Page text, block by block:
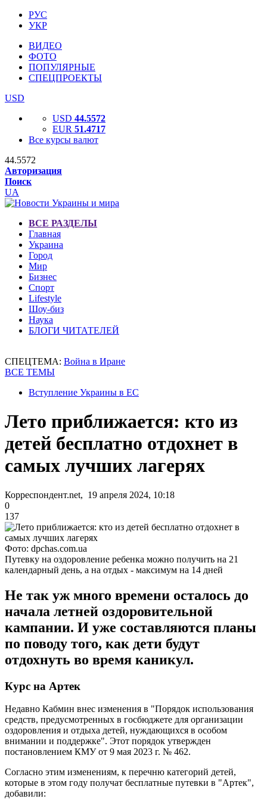
РУС
УКР
ВИДЕО
ФОТО
ПОПУЛЯРНЫЕ
СПЕЦПРОЕКТЫ
USD
USD 44.5572
EUR 51.4717
Все курсы валют
44.5572
Авторизация
Поиск
UA
ВСЕ РАЗДЕЛЫ
Главная
Украина
Город
Мир
Бизнес
Спорт
Lifestyle
Шоу-биз
Наука
БЛОГИ ЧИТАТЕЛЕЙ
СПЕЦТЕМА: Война в Иране
ВСЕ ТЕМЫ
Вступление Украины в ЕС
Лето приближается: кто из
детей бесплатно отдохнет в
самых лучших лагерях
Корреспондент.net, 19 апреля 2024, 10:18
0
137
Фото: dpchas.com.ua
Путевку на оздоровление ребенка можно получить на 21
календарный день, а на отдых - максимум на 14 дней
Не так уж много времени осталось до
начала летней оздоровительной
кампании. И уже составляются планы
по поводу того, как дети будут
отдохнуть во время каникул.
Курс на Артек
Недавно Кабмин внес изменения в "Порядок использования
средств, предусмотренных в госбюджете для организации
оздоровления и отдыха детей, нуждающихся в особом
внимании и поддержке". Этот порядок утвержден
постановлением КМУ от 9 мая 2023 г. № 462.
Согласно этим изменениям, к перечню категорий детей,
которые в этом году получат бесплатные путевки в "Артек",
добавили: